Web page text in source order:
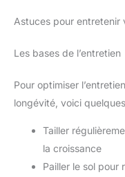
Astuces pour entretenir
Les bases de l’entretien
Pour optimiser
longévité, voici
Tailler
la croissance
Pailler le sol pour